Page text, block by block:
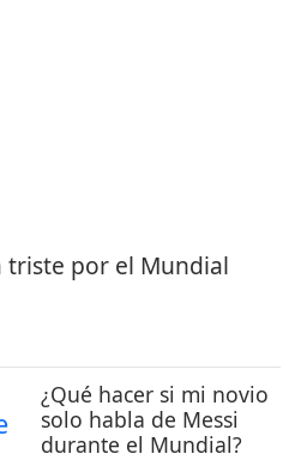
triste por el Mundial
¿Qué hacer si mi novio
solo habla de Messi
durante el Mundial?